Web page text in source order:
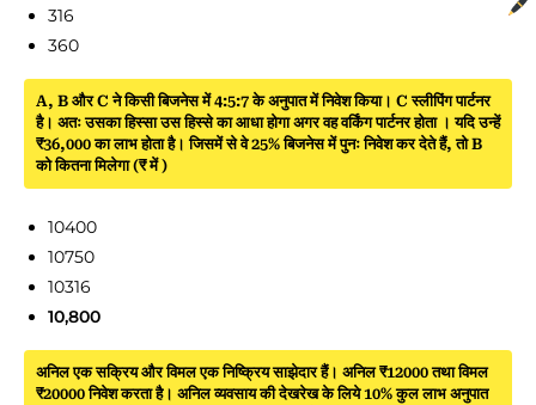
316
360
A, B और C ने किसी बिजनेस में 4:5:7 के अनुपात में निवेश किया। C स्लीपिंग पार्टनर
है। अतः उसका हिस्सा उस हिस्से का आधा होगा अगर वह वर्किंग पार्टनर होता । यदि उन्हें
₹36,000 का लाभ होता है। जिसमें से वे 25% बिजनेस में पुनः निवेश कर देते हैं, तो B
को कितना मिलेगा (₹ में )
10400
10750
10316
10,800
अनिल एक सक्रिय और विमल एक निष्क्रिय साझेदार हैं। अनिल ₹12000 तथा विमल
₹20000 निवेश करता है। अनिल व्यवसाय की देखरेख के लिये 10% कुल लाभ अनुपात